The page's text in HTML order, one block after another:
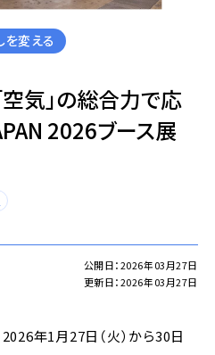
変える
気」の総合力で応
2026ブース展
公開日：2026年03月27日
更新日：2026年03月27日
年1月27日（火）から30日